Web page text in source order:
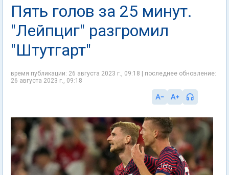
Пять голов за 25 минут.
"Лейпциг" разгромил
"Штутгарт"
время публикации: 26 августа 2023 г., 09:18 | последнее обновление:
26 августа 2023 г., 09:18